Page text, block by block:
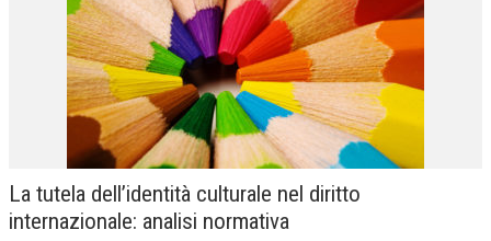
TRANSFER PRICING
PRASSI
AMMINISTRATIVA
TRIBUTARIA
GIURISPRUDENZA
La tutela dell’identità culturale nel diritto
internazionale: analisi normativa